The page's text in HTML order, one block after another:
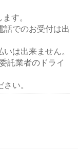
す。
話でのお受付は出
は出来ません。
託業者のドライ
い。